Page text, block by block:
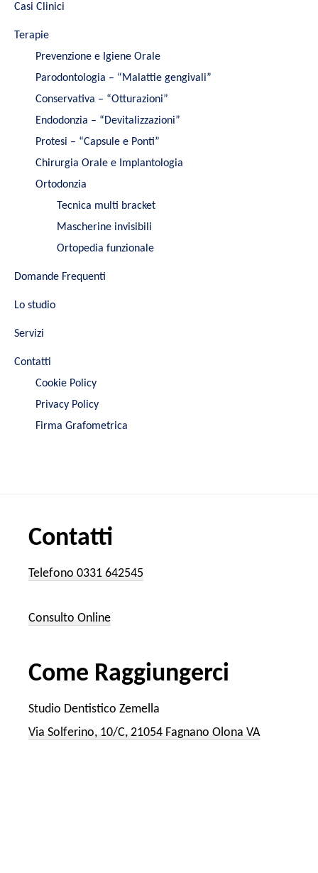
Casi Clinici
Terapie
Prevenzione e Igiene Orale
Parodontologia – “Malattie gengivali”
Conservativa – “Otturazioni”
Endodonzia – “Devitalizzazioni”
Protesi – “Capsule e Ponti”
Chirurgia Orale e Implantologia
Ortodonzia
Tecnica multi bracket
Mascherine invisibili
Ortopedia funzionale
Domande Frequenti
Lo studio
Servizi
Contatti
Cookie Policy
Privacy Policy
Firma Grafometrica
Contatti
Telefono 0331 642545
Consulto Online
Come Raggiungerci
Studio Dentistico Zemella
Via Solferino, 10/C, 21054 Fagnano Olona VA